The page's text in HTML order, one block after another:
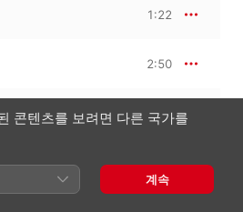
1:22
2:50
0:59
4:28
콘텐츠를 보려면 다른 국가를
계속